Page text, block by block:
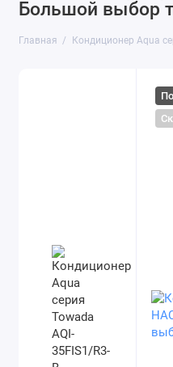
Большой выбор
Главная Кондиционер Aqua